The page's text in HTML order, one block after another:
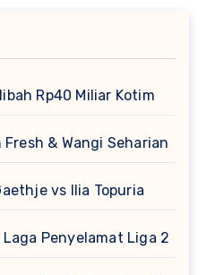
Rp40 Miliar Kotim
& Wangi Seharian
vs Ilia Topuria
Penyelamat Liga 2